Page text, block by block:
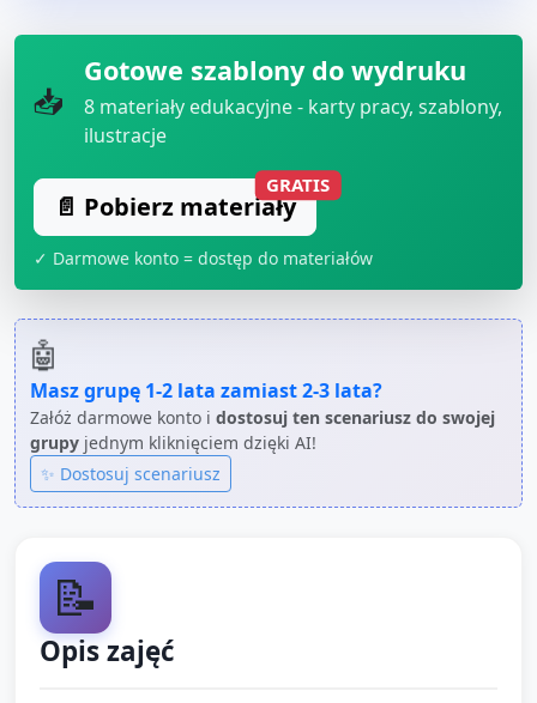
📥
Gotowe szablony do wydruku
8 materiały edukacyjne - karty pracy, szablony,
ilustracje
📄 Pobierz materiały
GRATIS
✓ Darmowe konto = dostęp do materiałów
🤖
Masz grupę 1-2 lata zamiast2-3 lata?
Załóż darmowe konto i dostosuj ten scenariusz do swojej
grupy jednym kliknięciem dzięki AI!
✨ Dostosuj scenariusz
📝
Opis zajęć